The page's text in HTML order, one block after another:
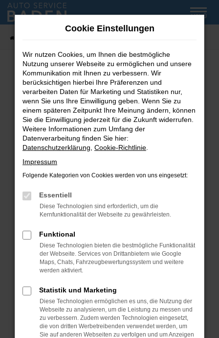
Zum
Hauptinhalt
MENÜ
Fehler: Network Error
Beim Laden ist ein Fehler aufgetreten.
Hier sind ein paar Tipps, die dir helfen können:
Überprüfe deine Firewall und deine
Internetverbindung.
Laden andere Webseiten, zum Beispiel deine
Suchmaschine?
Prüfe deine Browsererweiterungen.
können das Laden bestimmter Seiten
verhindern. Funktioniert die Seite in einem
Fenster?
Starte dein Gerät neu.
Das kann manchmal helfen, vorübergehende
Probleme zu beheben.
Betriebssystem auf dem neuesten Stand
sind.
Veraltete Software birgt nicht nur ein
Sicherheitsrisiko, sondern kann auch dazu
führen, dass bestimmte Funktionen nicht mehr
Cookie Einstellungen
Wir nutzen Cookies, um Ihnen die bestmögliche
Nutzung unserer Webseite zu ermöglichen und unsere
Kommunikation mit Ihnen zu verbessern. Wir
berücksichtigen hierbei Ihre Präferenzen und
verarbeiten Daten für Marketing und Statistiken nur,
wenn Sie uns Ihre Einwilligung geben. Wenn Sie zu
einem späteren Zeitpunkt Ihre Meinung ändern, können
Sie die Einwilligung jederzeit für die Zukunft widerrufen.
Weitere Informationen zum Umfang der
Datenverarbeitung finden Sie hier:
Datenschutzerklärung Cookie-Richtlinie
Impressum
Folgende Kategorien von Cookies werden von uns eingesetzt:
Essentiell
Diese Technologien sind erforderlich, um die
Kernfunktionalität der Webseite zu gewährleisten.
Funktional
Diese Technologien bieten die bestmögliche Funktionalität
der Webseite. Services von Drittanbietern wie Google
Maps, Chats, Fahrzeugbewertungssystem und weitere
werden aktiviert.
Statistik und Marketing
Diese Technologien ermöglichen es uns, die Nutzung der
Webseite zu analysieren, um die Leistung zu messen und
zu verbessern. Zudem werden Technologien eingesetzt,
die von dritten Werbetreibenden verwendet werden, um
Sie auf anderen Webseiten zu verfolgen und um Anzeigen